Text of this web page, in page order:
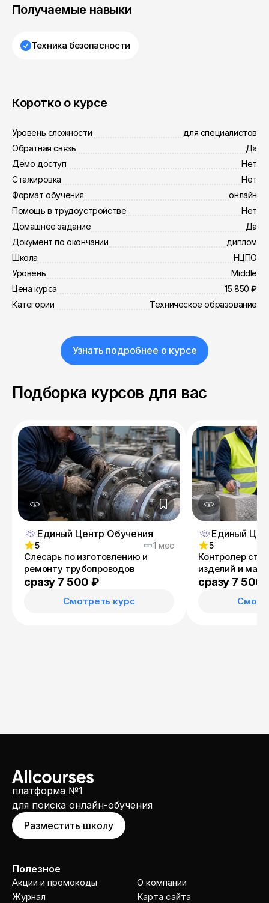
Получаемые навыки
Техника безопасности
Коротко о курсе
Уровень сложности
для специалистов
Обратная связь
Да
Демо доступ
Нет
Стажировка
Нет
Формат обучения
онлайн
Помощь в трудоустройстве
Нет
Домашнее задание
Да
Документ по окончании
диплом
Школа
НЦПО
Уровень
Middle
Цена курса
15 850 ₽
Категории
Техническое образование
Узнать подробнее о курсе
Подборка курсов для вас
Единый Центр Обучения
5 1 мес
Слесарь по изготовлению и
ремонту трубопроводов
сразу 7 500 ₽
Смотреть курс
Единый
5
Контролер
изделий и
сразу 7 500
платформа №1
для поиска онлайн-обучения
Разместить школу
Полезное
Акции и промокоды
Журнал
О компании
Карта сайта